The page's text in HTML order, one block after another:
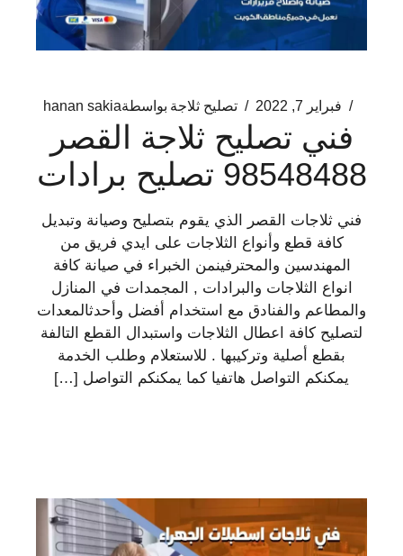
فبراير 7, 2022 تصليح ثلاجة بواسطةhanan sakia
فني تصليح ثلاجة القصر
98548488 تصليح برادات
فني ثلاجات القصر الذي يقوم بتصليح وصيانة وتبديل
كافة قطع وأنواع الثلاجات على ايدي فريق من
المهندسين والمحترفينمن الخبراء في صيانة كافة
انواع الثلاجات والبرادات , المجمدات في المنازل
والمطاعم والفنادق مع استخدام أفضل وأحدثالمعدات
لتصليح كافة اعطال الثلاجات واستبدال القطع التالفة
بقطع أصلية وتركيبها . للاستعلام وطلب الخدمة
يمكنكم التواصل هاتفيا كما يمكنكم التواصل […]